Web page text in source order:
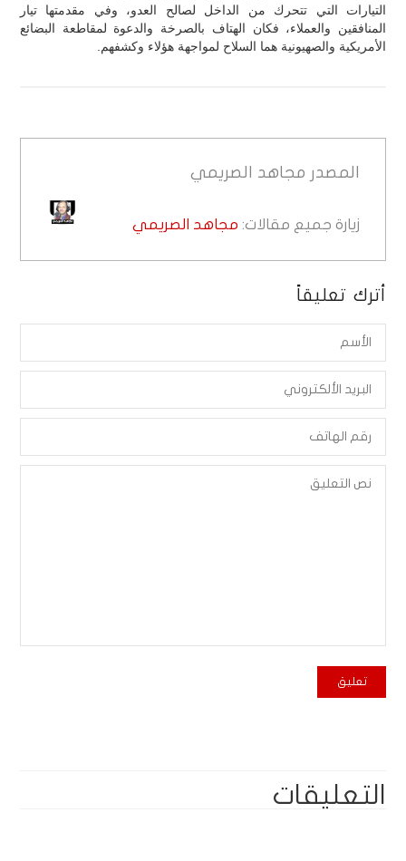
التيارات التي تتحرك من الداخل لصالح العدو، وفي مقدمتها تيار
المنافقين والعملاء، فكان الهتاف بالصرخة والدعوة لمقاطعة البضائع
الأمريكية والصهيونية هما السلاح لمواجهة هؤلاء وكشفهم.
المصدر مجاهد الصريمي
زيارة جميع مقالات: مجاهد الصريمي
أترك تعليقاً
التعليقات